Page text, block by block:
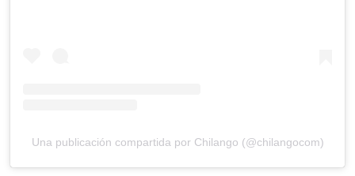
Una publicación compartida por Chilango (@chilangocom)